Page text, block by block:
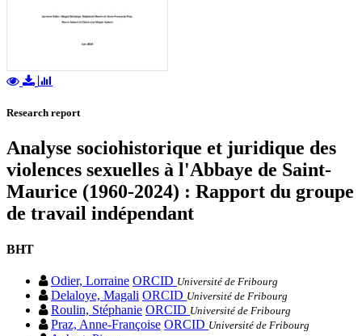
Research report
Analyse sociohistorique et juridique des
violences sexuelles à l'Abbaye de Saint-
Maurice (1960-2024) : Rapport du groupe
de travail indépendant
BHT
Odier, Lorraine ORCID Université de Fribourg
Delaloye, Magali ORCID Université de Fribourg
Roulin, Stéphanie ORCID Université de Fribourg
Praz, Anne-Françoise ORCID Université de Fribourg